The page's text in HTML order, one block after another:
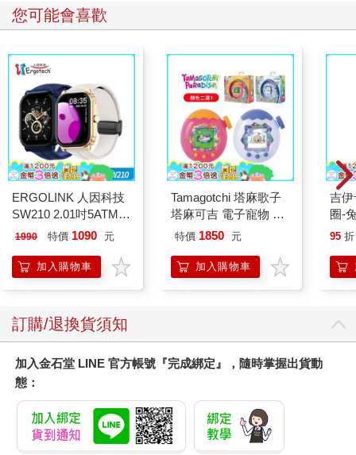
您可能會喜歡
ERGOLINK 人因科技
SW210 2.01吋5ATM游
泳心率血氧藍牙通話腕
1990 特價 1090 元
加入購物車
Tamagotchi 塔麻歌子
塔麻可吉 電子寵物 樂
園系列（熱帶橙果／極
特價 1850 元
加入購物車
吉伊卡哇
圈-
95 折
訂購/退換貨須知
加入金石堂 LINE 官方帳號『完成綁定』，隨時掌握出貨動
態：